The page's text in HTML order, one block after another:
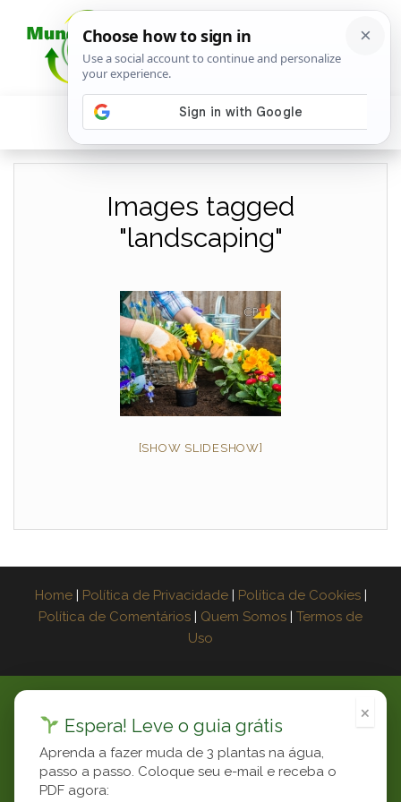
Images tagged
"landscaping"
[SHOW SLIDESHOW]
Home | Política de Privacidade | Política de Cookies |
Política de Comentários | Quem Somos | Termos de
Uso
×
Espera! Leve o guia grátis
Aprenda a fazer muda de 3 plantas na água,
passo a passo. Coloque seu e-mail e receba o
PDF agora: